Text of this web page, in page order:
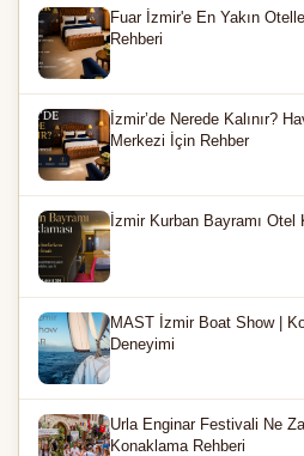
Fuar İzmir'e En Yakın
Rehberi
İzmir’de Nerede Kalınır?
Merkezi İçin Rehber
İzmir Kurban Bayramı Otel
MAST İzmir Boat Show |
Deneyimi
Urla Enginar Festivali Ne
Konaklama Rehberi